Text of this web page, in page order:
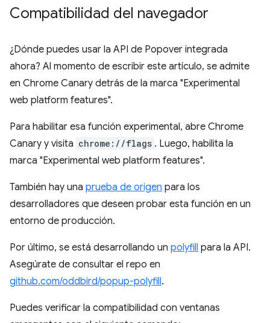
Compatibilidad del navegador
¿Dónde puedes usar la API de Popover integrada
ahora? Al momento de escribir este artículo, se admite
en Chrome Canary detrás de la marca "Experimental
web platform features".
Para habilitar esa función experimental, abre Chrome
Canary y visita chrome://flags . Luego, habilita la
marca "Experimental web platform features".
También hay una prueba de origen para los
desarrolladores que deseen probar esta función en un
entorno de producción.
Por último, se está desarrollando un polyfill para la API.
Asegúrate de consultar el repo en
github.com/oddbird/popup-polyfill.
Puedes verificar la compatibilidad con ventanas